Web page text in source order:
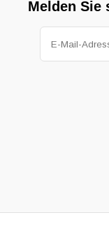
Melden Sie